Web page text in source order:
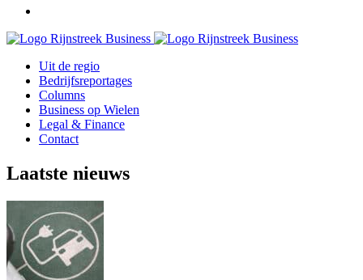
Uit de regio
Bedrijfsreportages
Columns
Business op Wielen
Legal & Finance
Contact
Laatste nieuws